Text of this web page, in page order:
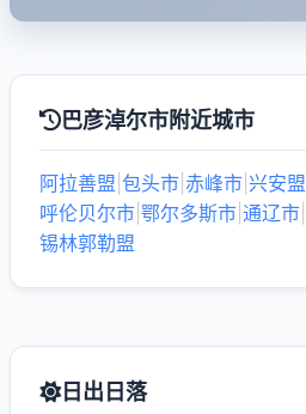
巴彦淖尔市附近城市
阿拉善盟 包头市 赤峰市 兴安盟
呼伦贝尔市 鄂尔多斯市 通辽市
锡林郭勒盟
日出日落